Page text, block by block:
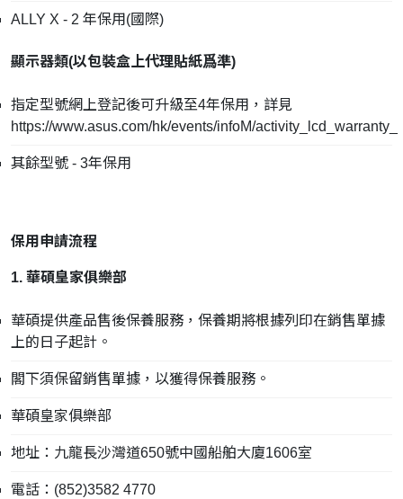
ALLY X - 2 年保用(國際)
顯示器類(以包裝盒上代理貼紙爲準)
指定型號網上登記後可升級至4年保用，詳見
https://www.asus.com/hk/events/infoM/activity_lcd_warranty_
其餘型號 - 3年保用
保用申請流程
1. 華碩皇家俱樂部
華碩提供產品售後保養服務，保養期將根據列印在銷售單據
上的日子起計。
閣下須保留銷售單據，以獲得保養服務。
華碩皇家俱樂部
地址：九龍長沙灣道650號中國船舶大廈1606室
電話：(852)3582 4770